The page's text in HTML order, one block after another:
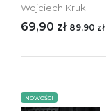
Wojciech Kruk
69,90 zł 89,90 zł
NOWOŚCI